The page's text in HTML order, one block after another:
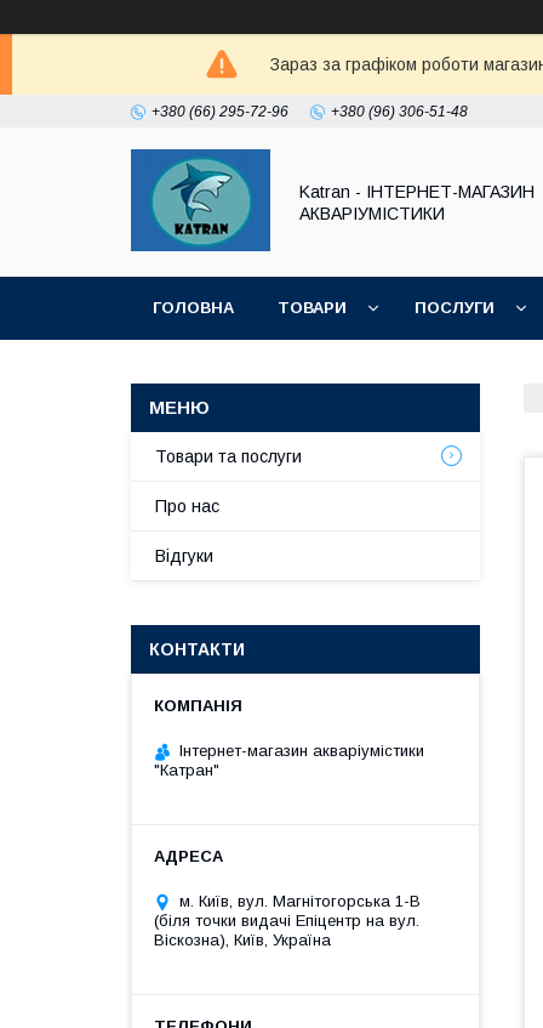
Зараз за графіком роботи
+380 (66) 295-72-96 +380 (96) 306-51-48
Katran - ІНТЕРНЕТ-МАГАЗИН
АКВАРІУМІСТИКИ
ГОЛОВНА ТОВАРИ ПОСЛУГИ
Товари та послуги
Про нас
Відгуки
КОНТАКТИ
Інтернет-магазин акваріумістики
"Катран"
м. Київ, вул. Магнітогорська 1-В
(біля точки видачі Епіцентр на вул.
Віскозна), Київ, Україна